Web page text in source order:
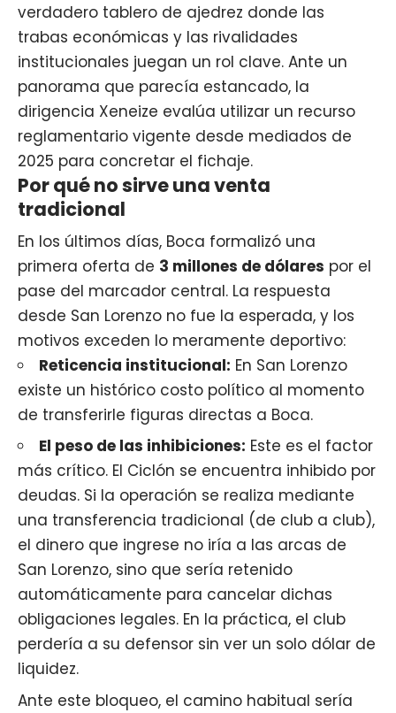
verdadero tablero de ajedrez donde las
trabas económicas y las rivalidades
institucionales juegan un rol clave. Ante un
panorama que parecía estancado, la
dirigencia Xeneize evalúa utilizar un recurso
reglamentario vigente desde mediados de
2025 para concretar el fichaje.
Por qué no sirve una venta
tradicional
En los últimos días, Boca formalizó una
primera oferta de 3 millones de dólares por el
pase del marcador central. La respuesta
desde San Lorenzo no fue la esperada, y los
motivos exceden lo meramente deportivo:
Reticencia institucional: En San Lorenzo
existe un histórico costo político al momento
de transferirle figuras directas a Boca.
El peso de las inhibiciones: Este es el factor
más crítico. El Ciclón se encuentra inhibido por
deudas. Si la operación se realiza mediante
una transferencia tradicional (de club a club),
el dinero que ingrese no iría a las arcas de
San Lorenzo, sino que sería retenido
automáticamente para cancelar dichas
obligaciones legales. En la práctica, el club
perdería a su defensor sin ver un solo dólar de
liquidez.
Ante este bloqueo, el camino habitual sería